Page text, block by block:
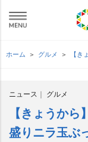
ホーム グルメ 【
ニュース グルメ
【きょうか
盛りニラ玉ぶ